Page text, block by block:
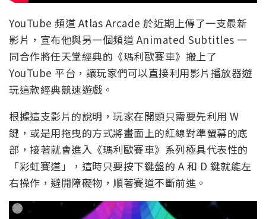
YouTube 頻道 Atlas Arcade 於近期上傳了一支最新
影片，宣布他與另一個頻道 Animated Subtitles 一
同合作將任天堂經典的《瑪利歐賽車》搬上了
YouTube 平台，讓玩家們可以直接利用影片播放器遊
玩這款經典競速遊戲。
根據這支影片的說明，玩家在開頭只需要先利用 W
鍵，或是用拖曳的方式將畫面上的紅線對準螢幕的底
部，接著就會進入《瑪利歐賽車》系列極具代表性的
「彩虹賽道」，這時只要按下鍵盤的 A 和 D 鍵就能左
右操作，避開障礙物，順著賽道不斷前進。